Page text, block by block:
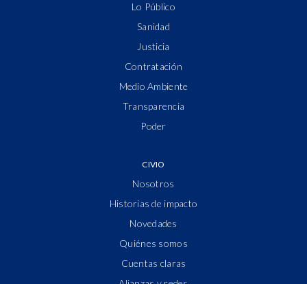
Lo Público
Sanidad
Justicia
Contratación
Medio Ambiente
Transparencia
Poder
CIVIO
Nosotros
Historias de impacto
Novedades
Quiénes somos
Cuentas claras